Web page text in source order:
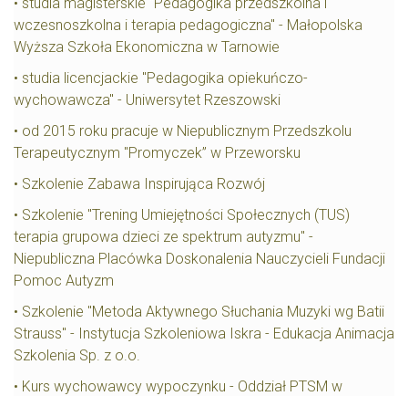
wczesnoszkolna i terapia pedagogiczna" - Małopolska
Wyższa Szkoła Ekonomiczna w Tarnowie
• studia licencjackie "Pedagogika opiekuńczo-
wychowawcza" - Uniwersytet Rzeszowski
• od 2015 roku pracuje w Niepublicznym Przedszkolu
Terapeutycznym "Promyczek” w Przeworsku
• Szkolenie Zabawa Inspirująca Rozwój
• Szkolenie "Trening Umiejętności Społecznych (TUS)
terapia grupowa dzieci ze spektrum autyzmu" -
Niepubliczna Placówka Doskonalenia Nauczycieli Fundacji
Pomoc Autyzm
• Szkolenie "Metoda Aktywnego Słuchania Muzyki wg Batii
Strauss" - Instytucja Szkoleniowa Iskra - Edukacja Animacja
Szkolenia Sp. z o.o.
• Kurs wychowawcy wypoczynku - Oddział PTSM w